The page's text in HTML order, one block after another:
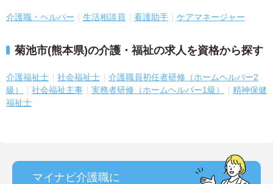
介護職・ヘルパー 生活相談員 看護助手 ケアマネージャー
菊池市(熊本県)の介護・福祉の求人を資格から探す
介護福祉士 社会福祉士
介護職員初任者研修（ホームヘルパー2
級）
社会福祉主事 実務者研修（ホームヘルパー1級）
精神保健
福祉士
マイナビ介護職に